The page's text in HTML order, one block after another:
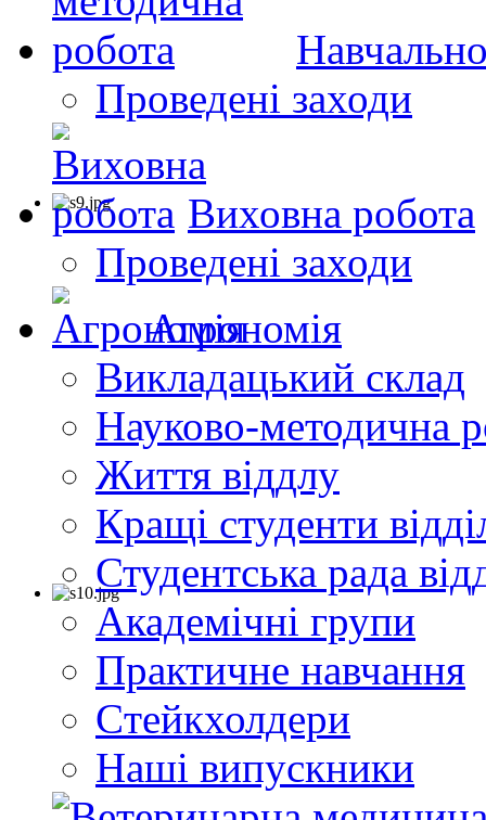
Проведені заходи
Виховна робота
Проведені заходи
Агрономія
Викладацький склад
Науково-методична
Життя віддлу
Кращі студенти
Студентська рада
Академічні групи
Практичне навчання
Cтейкхолдери
Наші випускники